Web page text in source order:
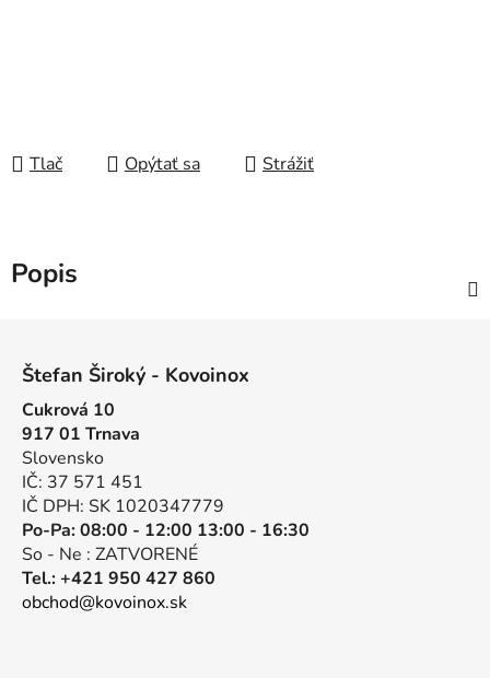
Tlač Opýtať sa Strážiť
Popis
Štefan Široký - Kovoinox
Cukrová 10
917 01 Trnava
Slovensko
IČ: 37 571 451
IČ DPH: SK 1020347779
Po-Pa: 08:00 - 12:00 13:00 - 16:30
So - Ne : ZATVORENÉ
Tel.: +421 950 427 860
obchod@kovoinox.sk